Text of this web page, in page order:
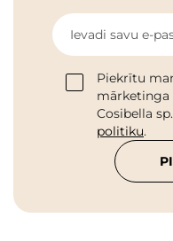
Ievadi savu e-
Piekrītu
mārketinga
Cosibella
politiku.